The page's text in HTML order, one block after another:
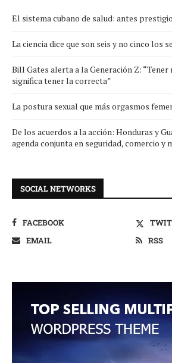
El sistema cubano de salud: antes
La ciencia dice que son seis y no cinco los
Bill Gates alerta a la Generación Z:
significa tener la correcta”
La postura sexual que más orgasmos
De los acuerdos a la acción: Honduras y
agenda conjunta en seguridad, comercio y
SOCIAL NETWORKS
FACEBOOK
EMAIL
RSS